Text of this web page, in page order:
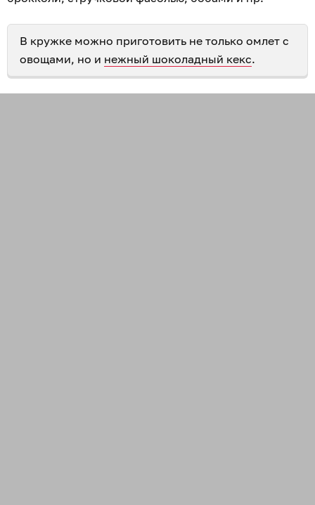
В кружке можно приготовить не только омлет с
овощами, но и нежный шоколадный кекс.